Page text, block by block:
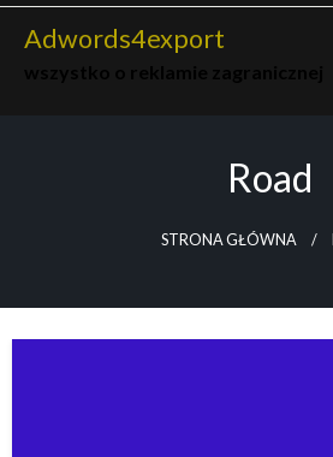
Skip
Adwords4export
Road
STRONA GŁÓWNA